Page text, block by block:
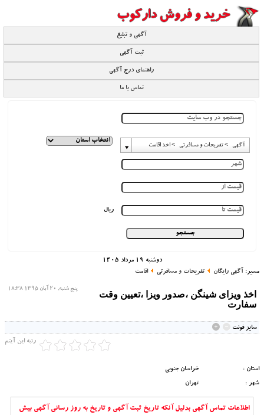
آگهی و تبلیغ
ثبت آگهی
راهنمای درج آگهی
تماس با ما
آگهی -> تفریحات و مسافرتی -> اخذ اقامت
ریال
دوشنبه 19 مرداد 1405
مسیر: آگهی رایگان تفریحات و مسافرتی اقامت
پنج شنبه, 20 آبان 1395 18:38 اخذ ویزای شینگن ،صدور ویزا ،تعیین وقت
سفارت
سايز فونت
رتبه این آیتم
استان :
خراسان جنوبي
شهر :
تهران
اطلاعات تماس آگهی بدلیل آنکه تاریخ ثبت آگهی و تاریخ به روز رسانی آگهی بیش